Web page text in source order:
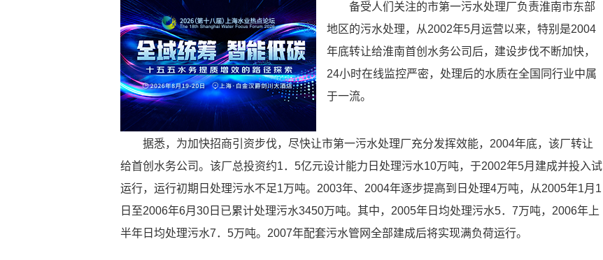
备受人们关注的市第一污水处理厂负责淮南市东部
地区的污水处理，从2002年5月运营以来，特别是2004
年底转让给淮南首创水务公司后，建设步伐不断加快，
24小时在线监控严密，处理后的水质在全国同行业中属
于一流。
据悉，为加快招商引资步伐，尽快让市第一污水处理厂充分发挥效能，2004年底，该厂转让
给首创水务公司。该厂总投资约1．5亿元设计能力日处理污水10万吨，于2002年5月建成并投入试
运行，运行初期日处理污水不足1万吨。2003年、2004年逐步提高到日处理4万吨，从2005年1月1
日至2006年6月30日已累计处理污水3450万吨。其中，2005年日均处理污水5．7万吨，2006年上
半年日均处理污水7．5万吨。2007年配套污水管网全部建成后将实现满负荷运行。